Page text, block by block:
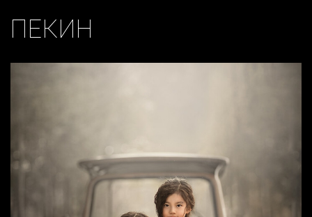
ПЕКИН